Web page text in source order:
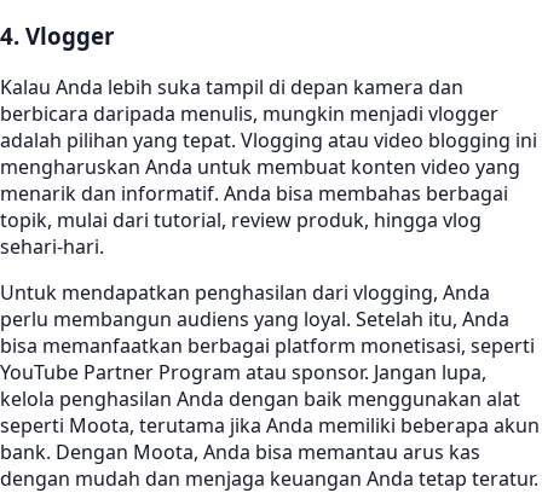
4. Vlogger
Kalau Anda lebih suka tampil di depan kamera dan
berbicara daripada menulis, mungkin menjadi vlogger
adalah pilihan yang tepat. Vlogging atau video blogging ini
mengharuskan Anda untuk membuat konten video yang
menarik dan informatif. Anda bisa membahas berbagai
topik, mulai dari tutorial, review produk, hingga vlog
sehari-hari.
Untuk mendapatkan penghasilan dari vlogging, Anda
perlu membangun audiens yang loyal. Setelah itu, Anda
bisa memanfaatkan berbagai platform monetisasi, seperti
YouTube Partner Program atau sponsor. Jangan lupa,
kelola penghasilan Anda dengan baik menggunakan alat
seperti Moota, terutama jika Anda memiliki beberapa akun
bank. Dengan Moota, Anda bisa memantau arus kas
dengan mudah dan menjaga keuangan Anda tetap teratur.